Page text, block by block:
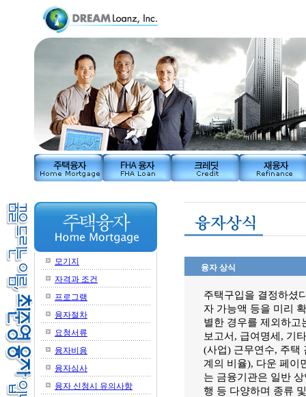
모기지
자격과 조건
프로그램
융자절차
요청서류
융자비용
융자심사
융자 신청시 유의사항
융자 상식
주택구입을 결정하셨
자 가능액 등을 미리
별한 경우를 제외하고
보고서, 급여명세, 기
(사업) 근무연수, 주택
계의 비율), 다운 페이
는 금융기관은 일반
행 등 다양하며 종류